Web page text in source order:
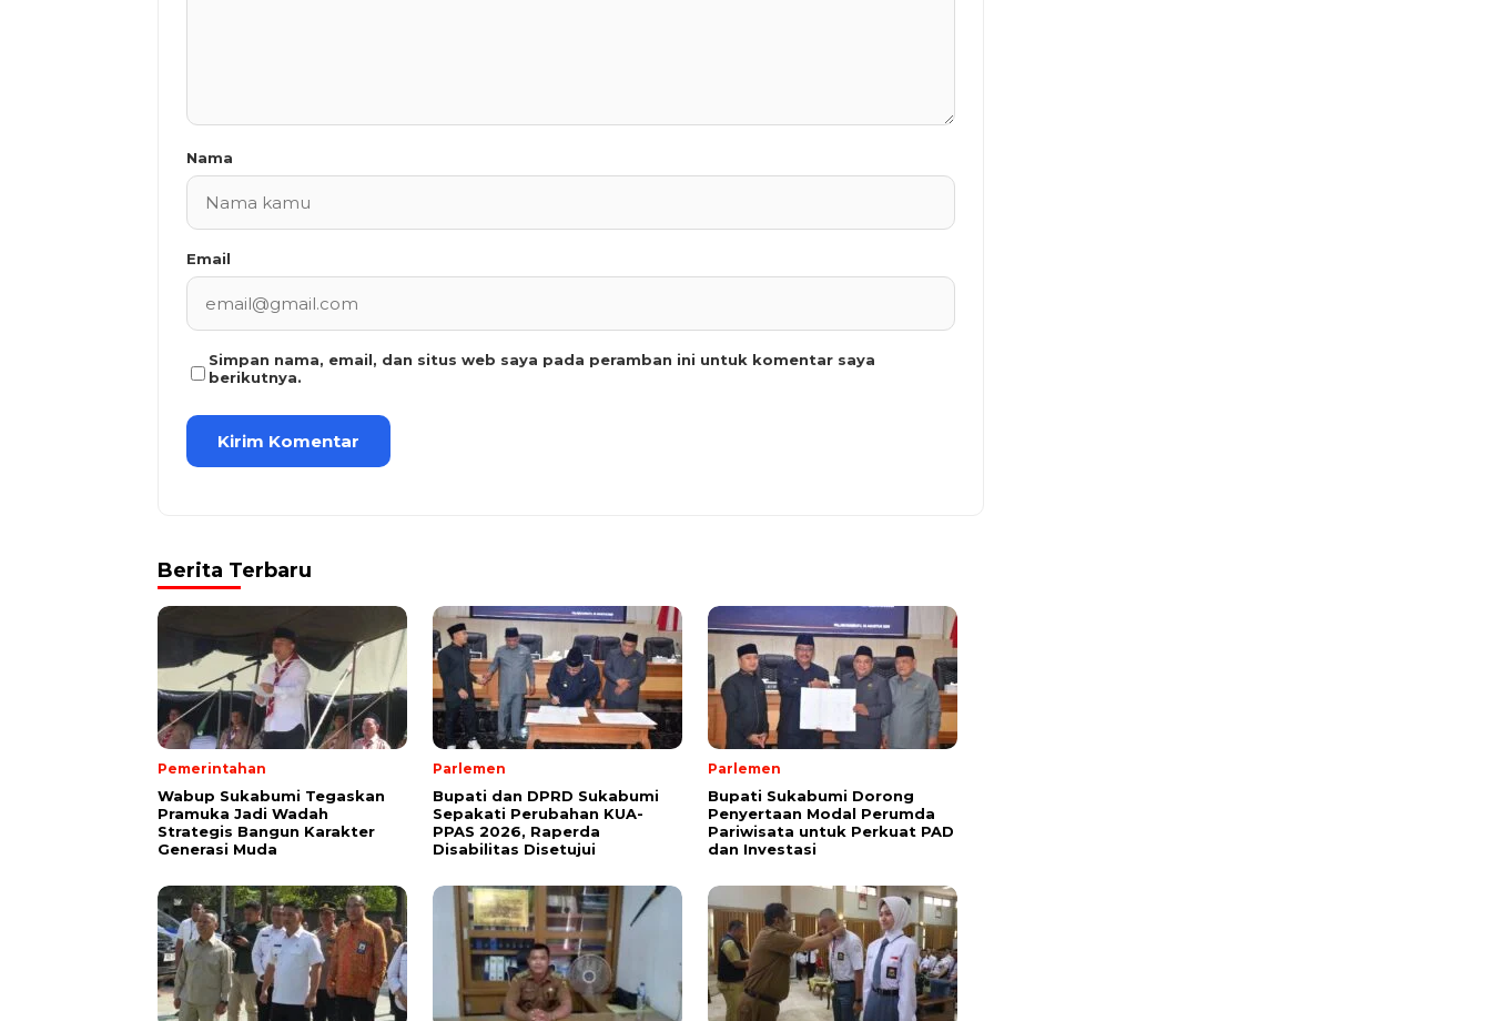
Nama
Email
Simpan nama, email, dan situs web saya pada peramban ini untuk komentar saya
berikutnya.
Berita Terbaru
Pemerintahan
Wabup Sukabumi Tegaskan
Pramuka Jadi Wadah
Strategis Bangun Karakter
Generasi Muda
Parlemen
Bupati dan DPRD Sukabumi
Sepakati Perubahan KUA-
PPAS 2026, Raperda
Disabilitas Disetujui
Parlemen
Bupati Sukabumi Dorong
Penyertaan Modal Perumda
Pariwisata untuk Perkuat PAD
dan Investasi